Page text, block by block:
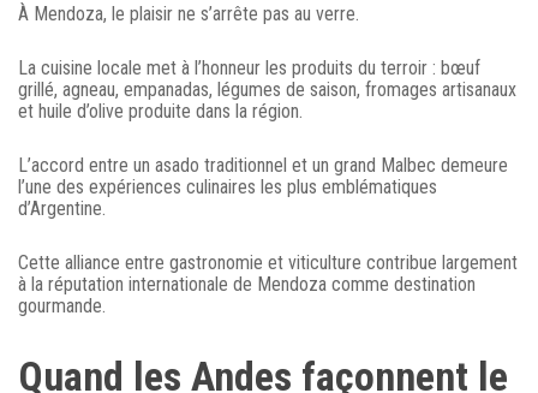
À Mendoza, le plaisir ne s’arrête pas au verre.
La cuisine locale met à l’honneur les produits du terroir : bœuf
grillé, agneau, empanadas, légumes de saison, fromages artisanaux
et huile d’olive produite dans la région.
L’accord entre un asado traditionnel et un grand Malbec demeure
l’une des expériences culinaires les plus emblématiques
d’Argentine.
Cette alliance entre gastronomie et viticulture contribue largement
à la réputation internationale de Mendoza comme destination
gourmande.
Quand les Andes façonnent le